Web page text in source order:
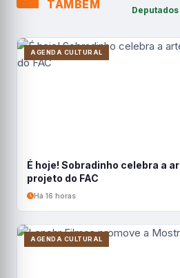
TAMBÉM
Deputados
AGENDA CULTURAL
É hoje! Sobradinho celebra a
projeto do FAC
Há 16 horas
AGENDA CULTURAL